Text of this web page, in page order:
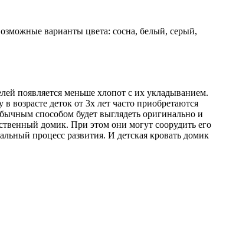
варианты цвета: сосна, белый, серый,
появляется меньше хлопот с их укладыванием.
деток от 3х лет часто приобретаются
способом будет выглядеть оригинально и
домик. При этом они могут соорудить его
процесс развития. И детская кровать домик